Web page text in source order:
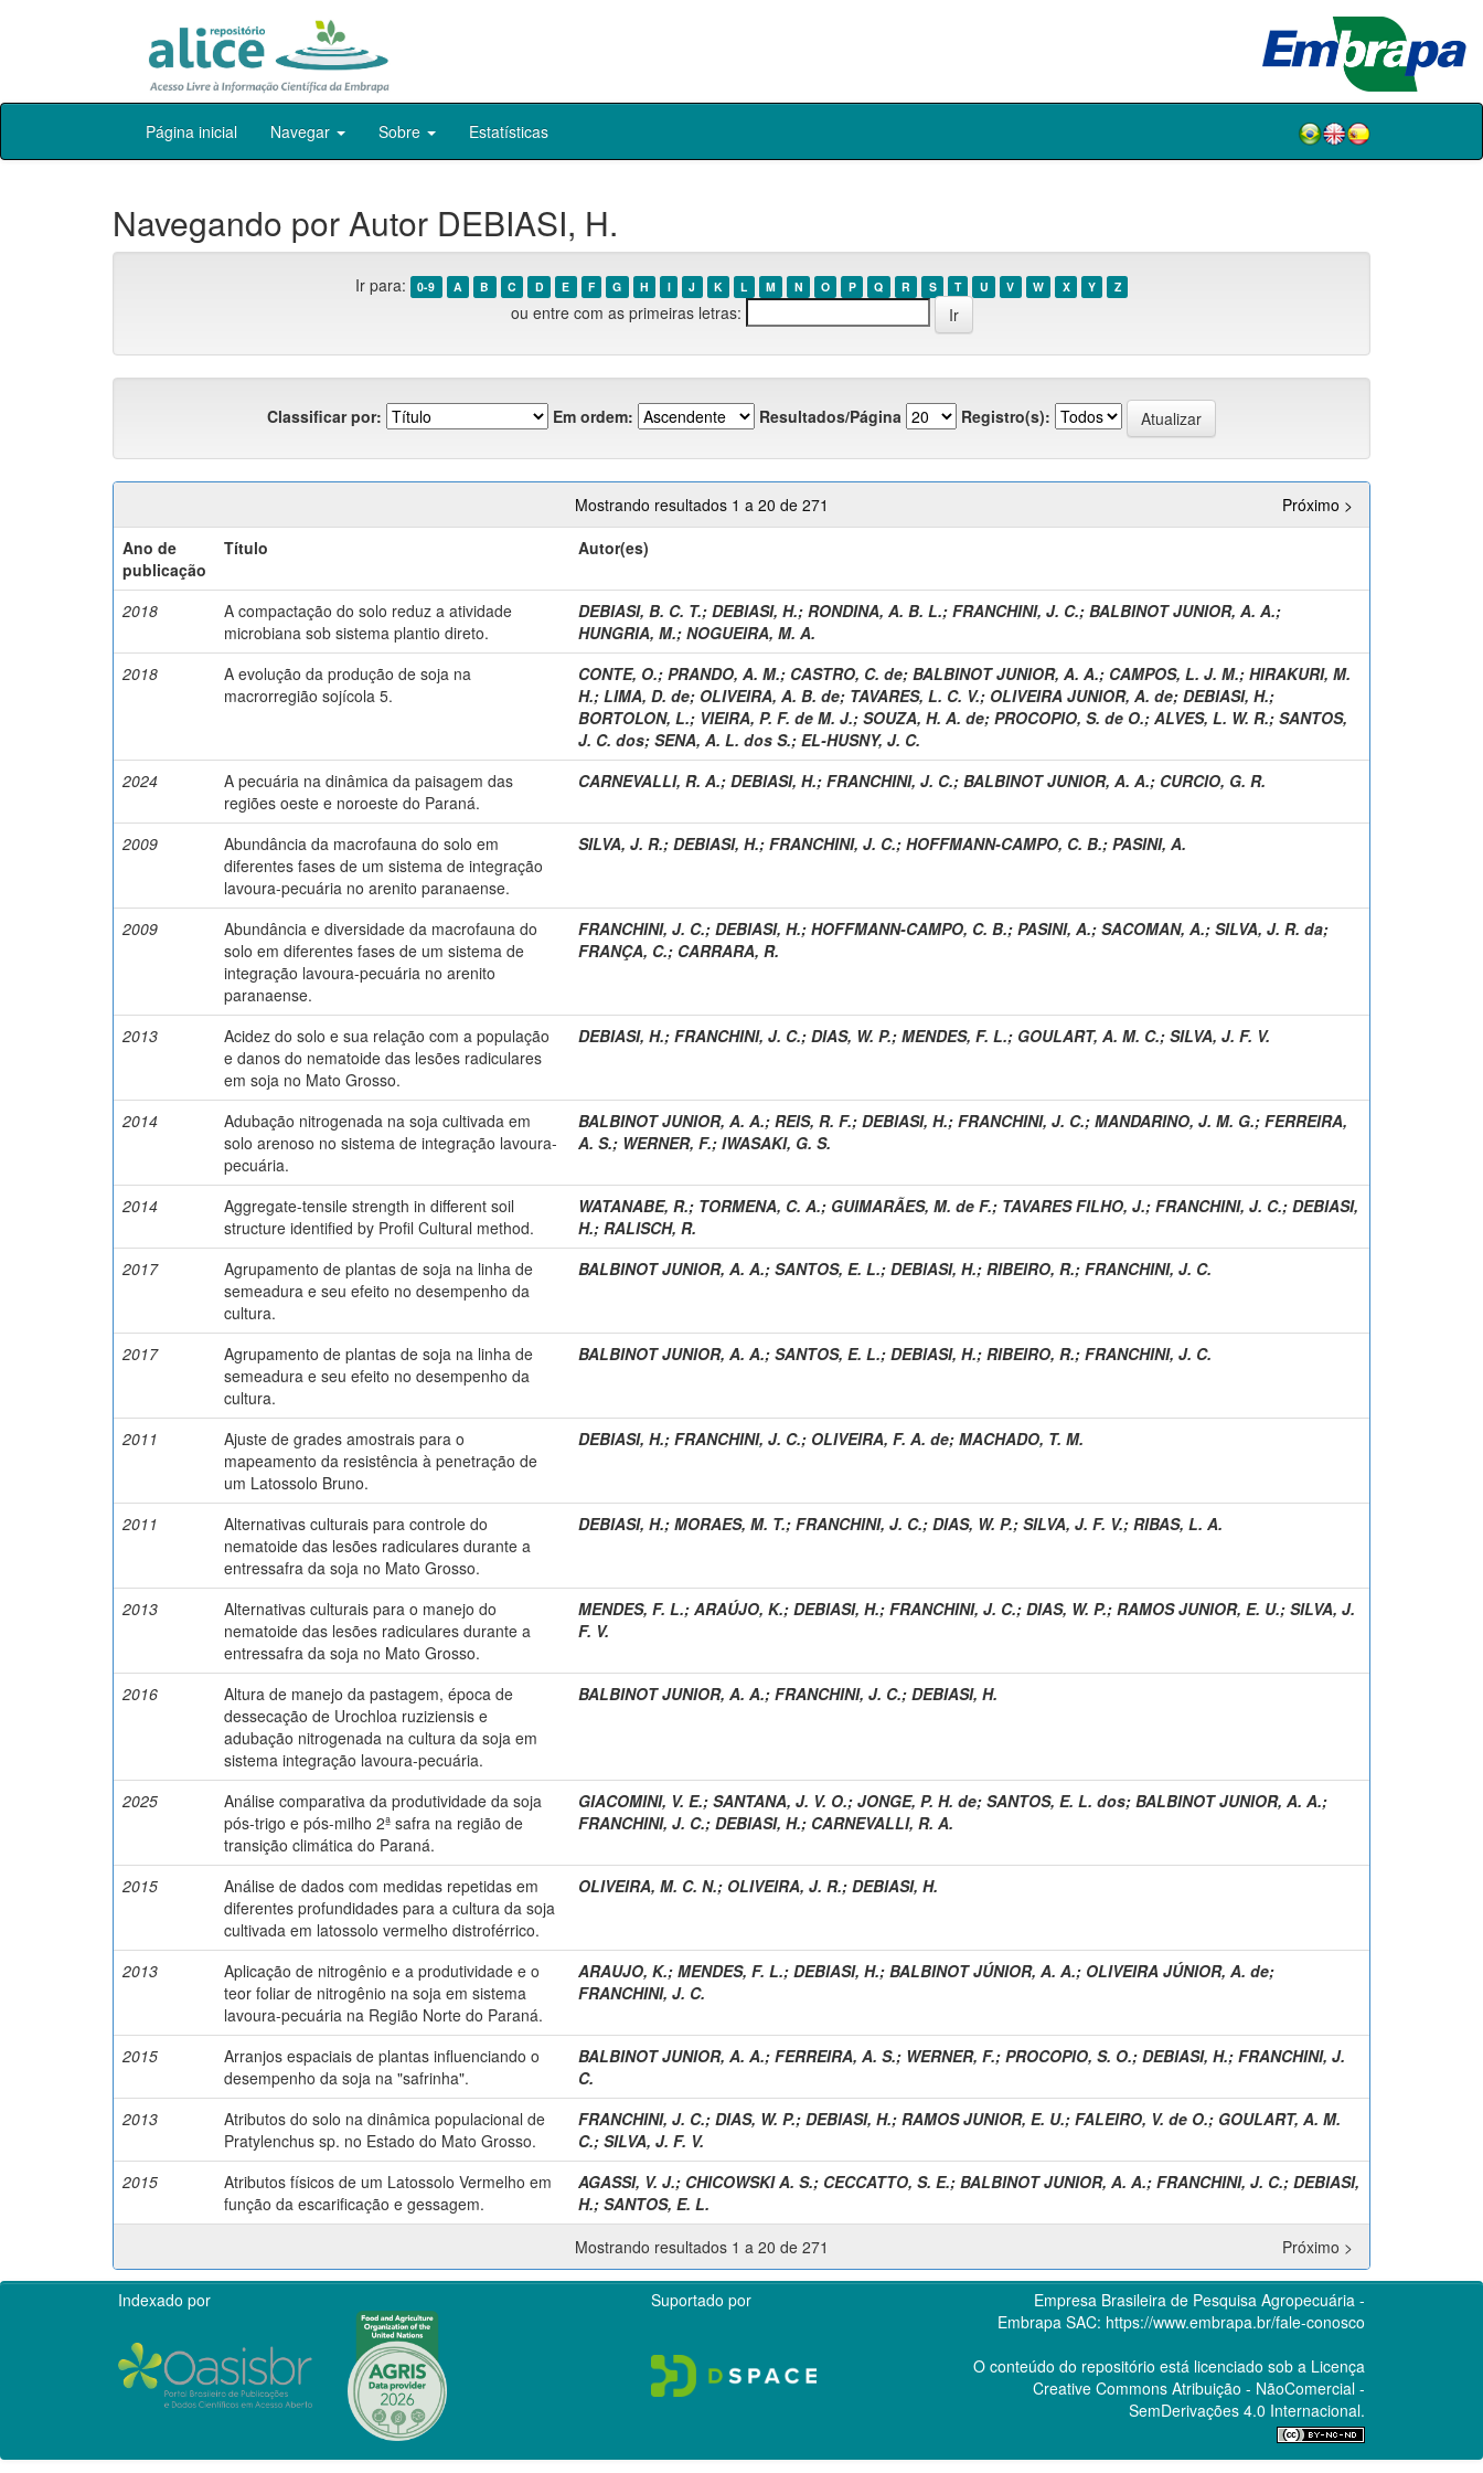
Skip
Página inicial Navegar Sobre Estatísticas
Navegando por Autor DEBIASI, H.
Ir para: 0-9 A B C D E F G H I J K L M N O P Q R S T U V W X Y Z
ou entre com as primeiras letras:
Classificar por: Em ordem: Resultados/Página Registro(s):
Mostrando resultados 1 a 20 de 271
Próximo >
Ano de
publicação
Título Autor(es)
2018
A compactação do solo reduz a atividade
microbiana sob sistema plantio direto.
DEBIASI, B. C. T.; DEBIASI, H.; RONDINA, A. B. L.; FRANCHINI, J. C.; BALBINOT JUNIOR, A. A.;
HUNGRIA, M.; NOGUEIRA, M. A.
2018
A evolução da produção de soja na
macrorregião sojícola 5.
CONTE, O.; PRANDO, A. M.; CASTRO, C. de; BALBINOT JUNIOR, A. A.; CAMPOS, L. J. M.; HIRAKURI, M.
H.; LIMA, D. de; OLIVEIRA, A. B. de; TAVARES, L. C. V.; OLIVEIRA JUNIOR, A. de; DEBIASI, H.;
BORTOLON, L.; VIEIRA, P. F. de M. J.; SOUZA, H. A. de; PROCOPIO, S. de O.; ALVES, L. W. R.; SANTOS,
J. C. dos; SENA, A. L. dos S.; EL-HUSNY, J. C.
2024
A pecuária na dinâmica da paisagem das
regiões oeste e noroeste do Paraná.
CARNEVALLI, R. A.; DEBIASI, H.; FRANCHINI, J. C.; BALBINOT JUNIOR, A. A.; CURCIO, G. R.
2009
Abundância da macrofauna do solo em
diferentes fases de um sistema de integração
lavoura-pecuária no arenito paranaense.
SILVA, J. R.; DEBIASI, H.; FRANCHINI, J. C.; HOFFMANN-CAMPO, C. B.; PASINI, A.
2009
Abundância e diversidade da macrofauna do
solo em diferentes fases de um sistema de
integração lavoura-pecuária no arenito
paranaense.
FRANCHINI, J. C.; DEBIASI, H.; HOFFMANN-CAMPO, C. B.; PASINI, A.; SACOMAN, A.; SILVA, J. R. da;
FRANÇA, C.; CARRARA, R.
2013
Acidez do solo e sua relação com a população
e danos do nematoide das lesões radiculares
em soja no Mato Grosso.
DEBIASI, H.; FRANCHINI, J. C.; DIAS, W. P.; MENDES, F. L.; GOULART, A. M. C.; SILVA, J. F. V.
2014
Adubação nitrogenada na soja cultivada em
solo arenoso no sistema de integração lavoura-
pecuária.
BALBINOT JUNIOR, A. A.; REIS, R. F.; DEBIASI, H.; FRANCHINI, J. C.; MANDARINO, J. M. G.; FERREIRA,
A. S.; WERNER, F.; IWASAKI, G. S.
2014
Aggregate-tensile strength in different soil
structure identified by Profil Cultural method.
WATANABE, R.; TORMENA, C. A.; GUIMARÃES, M. de F.; TAVARES FILHO, J.; FRANCHINI, J. C.; DEBIASI,
H.; RALISCH, R.
2017
Agrupamento de plantas de soja na linha de
semeadura e seu efeito no desempenho da
cultura.
BALBINOT JUNIOR, A. A.; SANTOS, E. L.; DEBIASI, H.; RIBEIRO, R.; FRANCHINI, J. C.
2017
Agrupamento de plantas de soja na linha de
semeadura e seu efeito no desempenho da
cultura.
BALBINOT JUNIOR, A. A.; SANTOS, E. L.; DEBIASI, H.; RIBEIRO, R.; FRANCHINI, J. C.
2011
Ajuste de grades amostrais para o
mapeamento da resistência à penetração de
um Latossolo Bruno.
DEBIASI, H.; FRANCHINI, J. C.; OLIVEIRA, F. A. de; MACHADO, T. M.
2011
Alternativas culturais para controle do
nematoide das lesões radiculares durante a
entressafra da soja no Mato Grosso.
DEBIASI, H.; MORAES, M. T.; FRANCHINI, J. C.; DIAS, W. P.; SILVA, J. F. V.; RIBAS, L. A.
2013
Alternativas culturais para o manejo do
nematoide das lesões radiculares durante a
entressafra da soja no Mato Grosso.
MENDES, F. L.; ARAÚJO, K.; DEBIASI, H.; FRANCHINI, J. C.; DIAS, W. P.; RAMOS JUNIOR, E. U.; SILVA, J.
F. V.
2016
Altura de manejo da pastagem, época de
dessecação de Urochloa ruziziensis e
adubação nitrogenada na cultura da soja em
sistema integração lavoura-pecuária.
BALBINOT JUNIOR, A. A.; FRANCHINI, J. C.; DEBIASI, H.
2025
Análise comparativa da produtividade da soja
pós-trigo e pós-milho 2ª safra na região de
transição climática do Paraná.
GIACOMINI, V. E.; SANTANA, J. V. O.; JONGE, P. H. de; SANTOS, E. L. dos; BALBINOT JUNIOR, A. A.;
FRANCHINI, J. C.; DEBIASI, H.; CARNEVALLI, R. A.
2015
Análise de dados com medidas repetidas em
diferentes profundidades para a cultura da soja
cultivada em latossolo vermelho distroférrico.
OLIVEIRA, M. C. N.; OLIVEIRA, J. R.; DEBIASI, H.
2013
Aplicação de nitrogênio e a produtividade e o
teor foliar de nitrogênio na soja em sistema
lavoura-pecuária na Região Norte do Paraná.
ARAUJO, K.; MENDES, F. L.; DEBIASI, H.; BALBINOT JÚNIOR, A. A.; OLIVEIRA JÚNIOR, A. de;
FRANCHINI, J. C.
2015
Arranjos espaciais de plantas influenciando o
desempenho da soja na "safrinha".
BALBINOT JUNIOR, A. A.; FERREIRA, A. S.; WERNER, F.; PROCOPIO, S. O.; DEBIASI, H.; FRANCHINI, J.
C.
2013
Atributos do solo na dinâmica populacional de
Pratylenchus sp. no Estado do Mato Grosso.
FRANCHINI, J. C.; DIAS, W. P.; DEBIASI, H.; RAMOS JUNIOR, E. U.; FALEIRO, V. de O.; GOULART, A. M.
C.; SILVA, J. F. V.
2015
Atributos físicos de um Latossolo Vermelho em
função da escarificação e gessagem.
AGASSI, V. J.; CHICOWSKI A. S.; CECCATTO, S. E.; BALBINOT JUNIOR, A. A.; FRANCHINI, J. C.; DEBIASI,
H.; SANTOS, E. L.
Mostrando resultados 1 a 20 de 271
Próximo >
Indexado por Suportado por
Empresa Brasileira de Pesquisa Agropecuária -
Embrapa SAC: https://www.embrapa.br/fale-conosco
O conteúdo do repositório está licenciado sob a Licença
Creative CommonsAtribuição - NãoComercial -
SemDerivações 4.0 Internacional.